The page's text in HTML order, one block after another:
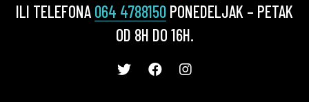
ILI TELEFONA 064 4788150 PONEDELJAK – PETAK
OD 8H DO 16H.